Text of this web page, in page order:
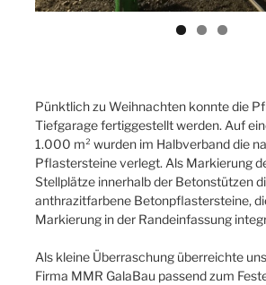
Pünktlich zu Weihnachten konnte die
Tiefgarage fertiggestellt werden. Auf
1.000 m² wurden im Halbverband die
Pflastersteine verlegt. Als Markierung
Stellplätze innerhalb der Betonstützen
anthrazitfarbene Betonpflastersteine,
Markierung in der Randeinfassung
Als kleine Überraschung überreichte
Firma MMR GalaBau passend zum